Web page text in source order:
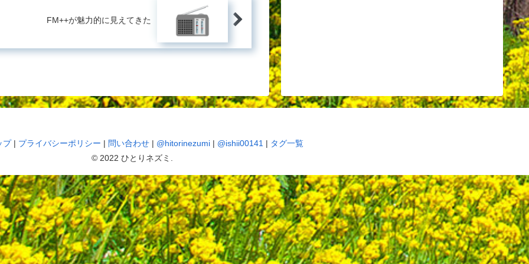
FM++が魅力的に見えてきた
プ| プライバシーポリシー | 問い合わせ| @hitorinezumi| @ishii00141 | タグ一覧
© 2022 ひとりネズミ.